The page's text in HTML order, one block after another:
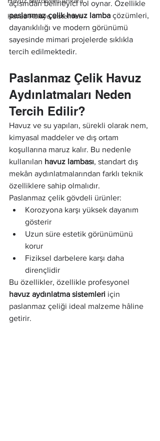
Havuz Fıskiye Sistemleri
açısından belirleyici rol oynar. Özellikle
paslanmaz çelik havuz lamba çözümleri,
dayanıklılığı ve modern görünümü
sayesinde mimari projelerde sıklıkla
tercih edilmektedir.
Paslanmaz Çelik Havuz
Aydınlatmaları Neden
Tercih Edilir?
Havuz ve su yapıları, sürekli olarak nem,
kimyasal maddeler ve dış ortam
koşullarına maruz kalır. Bu nedenle
kullanılan havuz lambası, standart dış
mekân aydınlatmalarından farklı teknik
özelliklere sahip olmalıdır.
Paslanmaz çelik gövdeli ürünler:
Korozyona karşı yüksek dayanım
gösterir
Uzun süre estetik görünümünü
korur
Fiziksel darbelere karşı daha
dirençlidir
Bu özellikler, özellikle profesyonel
havuz aydınlatma sistemleri için
paslanmaz çeliği ideal malzeme hâline
getirir.